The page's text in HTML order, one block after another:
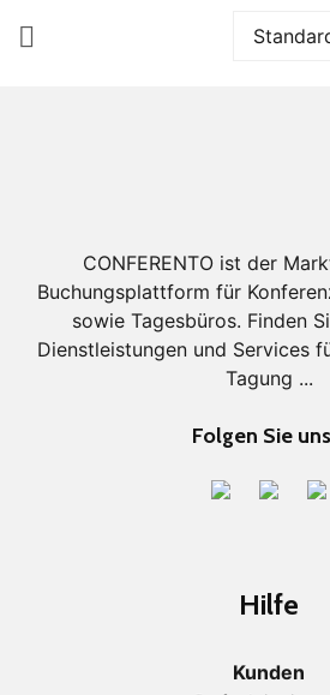
CONFERENTO ist der
Buchungsplattform für
sowie Tagesbüros. Finden
Dienstleistungen und Services
Tagung ...
Folgen Sie
Hilfe
Kunden